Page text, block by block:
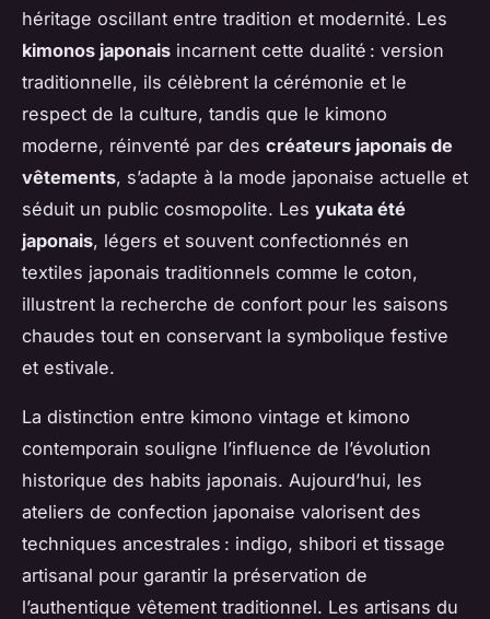
héritage oscillant entre tradition et modernité. Les
kimonos japonais incarnent cette dualité : version
traditionnelle, ils célèbrent la cérémonie et le
respect de la culture, tandis que le kimono
moderne, réinventé par des créateurs japonais de
vêtements, s’adapte à la mode japonaise actuelle et
séduit un public cosmopolite. Les yukata été
japonais, légers et souvent confectionnés en
textiles japonais traditionnels comme le coton,
illustrent la recherche de confort pour les saisons
chaudes tout en conservant la symbolique festive
et estivale.
La distinction entre kimono vintage et kimono
contemporain souligne l’influence de l’évolution
historique des habits japonais. Aujourd’hui, les
ateliers de confection japonaise valorisent des
techniques ancestrales : indigo, shibori et tissage
artisanal pour garantir la préservation de
l’authentique vêtement traditionnel. Les artisans du